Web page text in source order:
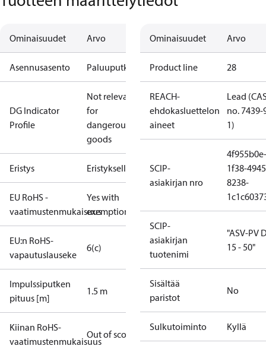
Ominaisuudet Arvo
Asennusasento Paluuputki
DG Indicator
Profile
Not relevant
for
dangerous
goods
Eristys Eristyksellä
EU RoHS -
vaatimustenmukaisuus
Yes with
exemptions
EU:n RoHS-
vapautuslauseke
6(c)
Impulssiputken
pituus [m]
1.5 m
Kiinan RoHS-
vaatimustenmukaisuus
Out of scope
Ominaisuudet Arvo
Product line 28
REACH-
ehdokasluettelon
aineet
Lead
no. 7439-
1)
SCIP-
asiakirjan nro
4f955b0e-
1f38-
8238-
SCIP-
asiakirjan
tuotenimi
"ASV-PV
15 - 50"
Sisältää
paristot
No
Sulkutoiminto Kyllä